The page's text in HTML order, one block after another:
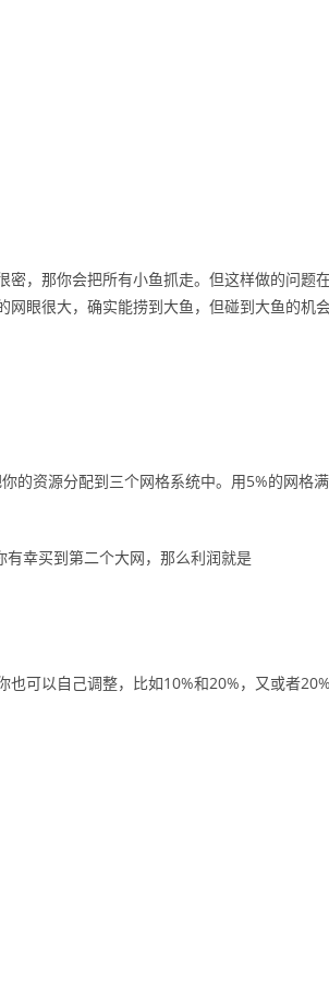
，那你会把所有小鱼抓走。但这样做的问题
眼很大，确实能捞到大鱼，但碰到大鱼的机
的资源分配到三个网格系统中。用5%的网格满
幸买到第二个大网，那么利润就是
可以自己调整，比如10%和20%，又或者20%